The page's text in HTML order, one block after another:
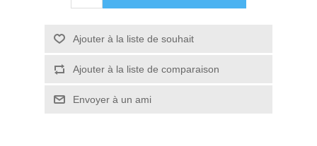
Ajouter à la liste de souhait
Ajouter à la liste de comparaison
Envoyer à un ami